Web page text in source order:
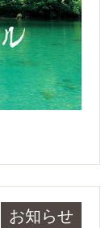
お知らせ